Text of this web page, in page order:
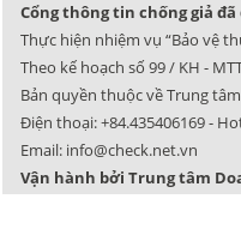
Cổng thông tin chống giả đã
Thực hiện nhiệm vụ “Bảo vệ
Theo kế hoạch số 99 / KH -
Bản quyền thuộc về Trung
Điện thoại:+84.435406169-
Email: info@check.net.vn
Vận hành bởi Trung tâm